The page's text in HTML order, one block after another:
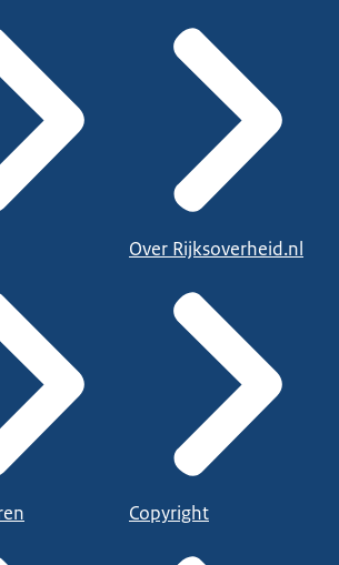
Over Rijksoverheid.nl
Copyright